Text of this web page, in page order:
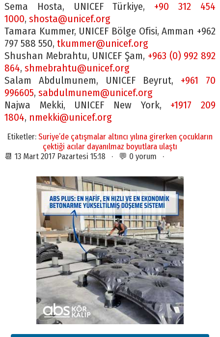
Sema Hosta, UNICEF Türkiye, +90 312 454
1000, shosta@unicef.org
Tamara Kummer, UNICEF Bölge Ofisi, Amman +962
797 588 550, tkummer@unicef.org
Shushan Mebrahtu, UNICEF Şam, +963 (0) 992 892
864, shmebrahtu@unicef.org
Salam Abdulmunem, UNICEF Beyrut, +961 70
996605, sabdulmunem@unicef.org
Najwa Mekki, UNICEF New York, +1917 209
1804, nmekki@unicef.org
Etiketler: Suriye’de çatışmalar altıncı yılına girerken çocukların
çektiği acılar dayanılmaz boyutlara ulaştı
📆 13 Mart 2017 Pazartesi 15:18 · 💬 0 yorum ·